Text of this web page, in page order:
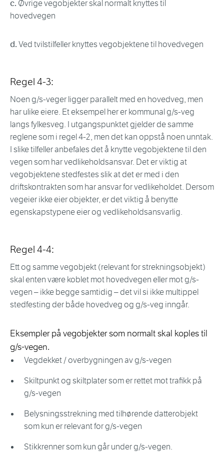
c. Øvrige vegobjekter skal normalt knyttes til
hovedvegen
d.Ved tvilstilfeller knyttes vegobjektene til hovedvegen
Regel 4-3:
Noen g/s-veger ligger parallelt med en hovedveg, men
har ulike eiere. Et eksempel her er kommunal g/s-veg
langs fylkesveg. I utgangspunktet gjelder de samme
reglene som i regel 4-2, men det kan oppstå noen unntak.
I slike tilfeller anbefales det å knytte vegobjektene til den
vegen som har vedlikeholdsansvar. Det er viktig at
vegobjektene stedfestes slik at det er med i den
driftskontrakten som har ansvar for vedlikeholdet. Dersom
vegeier ikke eier objekter, er det viktig å benytte
egenskapstypene eier og vedlikeholdsansvarlig.
Regel 4-4:
Ett og samme vegobjekt (relevant for strekningsobjekt)
skal enten være koblet mot hovedvegen eller mot g/s-
vegen – ikke begge samtidig – det vil si ikke multippel
stedfesting der både hovedveg og g/s-veg inngår.
Eksempler på vegobjekter som normalt skal koples til
g/s-vegen.
Vegdekket / overbygningen av g/s-vegen
Skiltpunkt og skiltplater som er rettet mot trafikk på
g/s-vegen
Belysningsstrekning med tilhørende datterobjekt
som kun er relevant for g/s-vegen
Stikkrenner som kun går under g/s-vegen.